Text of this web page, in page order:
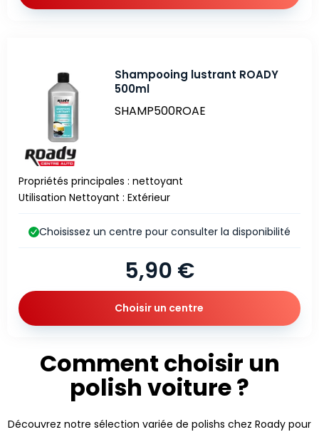
Shampooing lustrant ROADY
500ml
SHAMP500ROAE
Propriétés principales : nettoyant
Utilisation Nettoyant : Extérieur
5,90 €
Choisissez un centre pour consulter la disponibilité
Choisir un centre
Comment choisir un
polish voiture ?
Découvrez notre sélection variée de polishs chez Roady pour